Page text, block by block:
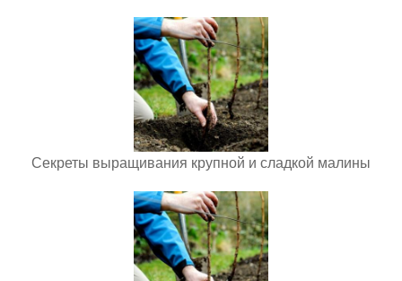
Секреты выращивания крупной и сладкой малины